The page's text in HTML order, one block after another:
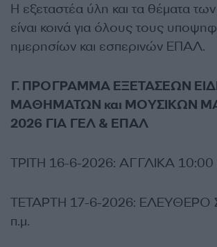
Η εξεταστέα ύλη και τα θέματα
είναι κοινά για όλους τους
ημερησίων και εσπερινών ΕΠΑΛ.
Γ. ΠΡΟΓΡΑΜΜΑ ΕΞΕΤΑΣΕΩΝ
ΜΑΘΗΜΑΤΩΝ και ΜΟΥΣΙΚΩΝ
2026 ΓΙΑ ΓΕΛ & ΕΠΑΛ
ΤΡΙΤΗ 16-6-2026: ΑΓΓΛΙΚΑ 10:00
ΤΕΤΑΡΤΗ 17-6-2026: ΕΛΕΥΘΕΡΟ
π.μ.